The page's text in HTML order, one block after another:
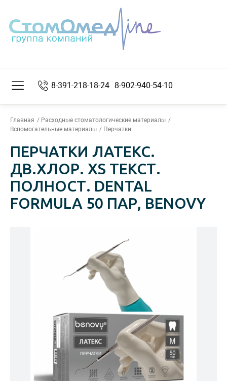
8-391-218-18-24 8-902-940-54-10
Главная
Расходные стоматологические материалы
Вспомогательные материалы
Перчатки
ПЕРЧАТКИ ЛАТЕКС.
ДВ.ХЛОР. XS ТЕКСТ.
ПОЛНОСТ. DENTAL
FORMULA 50 ПАР, BENOVY